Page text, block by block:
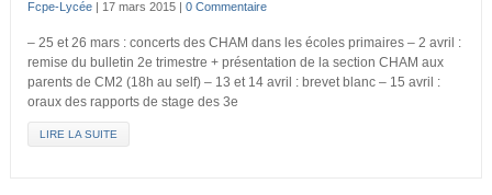
Fcpe-Lycée| 17 mars 2015 | 0 Commentaire
– 25 et 26 mars : concerts des CHAM dans les écoles primaires – 2 avril :
remise du bulletin 2e trimestre + présentation de la section CHAM aux
parents de CM2 (18h au self) – 13 et 14 avril : brevet blanc – 15 avril :
oraux des rapports de stage des 3e
LIRE LA SUITE